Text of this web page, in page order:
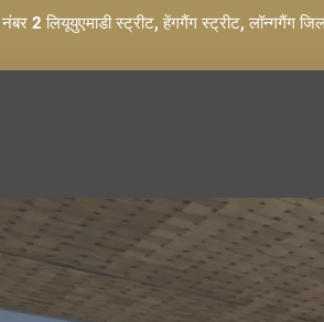
नंबर 2 लियूयुएमाडी स्ट्रीट, हेंगगैंग स्ट्रीट, लॉन्गगैंग